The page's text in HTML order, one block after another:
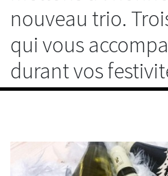
nouveau trio.
qui vous
durant vos